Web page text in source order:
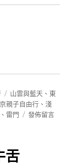
標
籤
山雲與藍天 、 東
親子自由行 、淺
、 雷門
在
發佈留言
舌